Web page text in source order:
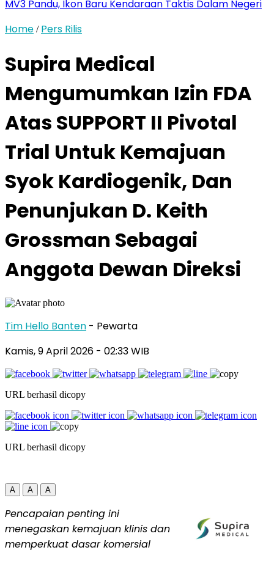
MV3 Pandu, Ikon Baru Kendaraan Taktis Dalam Negeri
Home / Pers Rilis
Supira Medical
Mengumumkan Izin FDA
Atas SUPPORT II Pivotal
Trial Untuk Kemajuan
Syok Kardiogenik, Dan
Penunjukan D. Keith
Grossman Sebagai
Anggota Dewan Direksi
Tim Hello Banten - Pewarta
Kamis, 9 April 2026 - 02:33 WIB
URL berhasil dicopy
URL berhasil dicopy
A A A
Pencapaian penting ini
menegaskan kemajuan klinis dan
memperkuat dasar komersial